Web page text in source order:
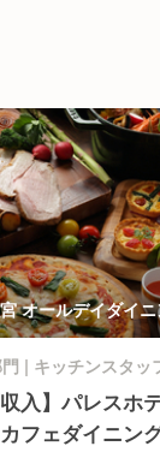
オールデイダイ
未定です) | キッチ
| キッチンスタッ
入】パレスホ
フェダイニン